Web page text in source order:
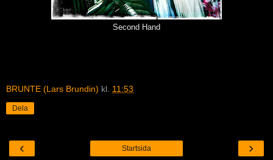
Second Hand
BRUNTE (Lars Brundin) kl. 11:53
Dela
‹ ›
Startsida